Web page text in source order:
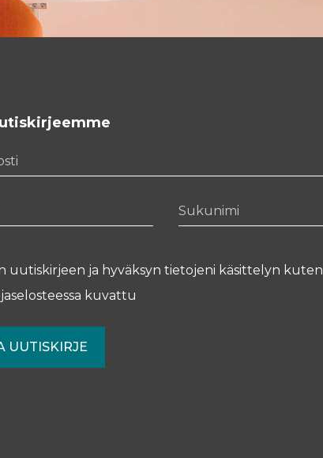
uutiskirjeen ja hyväksyn tietojeni käsittelyn kuten
kuvattu